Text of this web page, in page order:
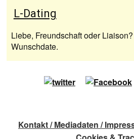
L-Dating
Liebe, Freundschaft oder
Wunschdate.
Kontakt / Mediadaten /